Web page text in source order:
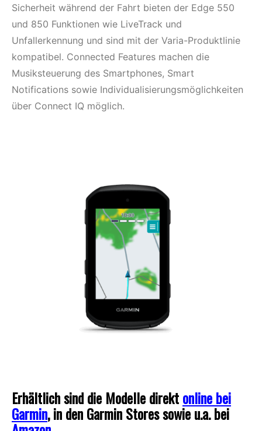
Sicherheit während der Fahrt bieten der Edge 550
und 850 Funktionen wie LiveTrack und
Unfallerkennung und sind mit der Varia-Produktlinie
kompatibel. Connected Features machen die
Musiksteuerung des Smartphones, Smart
Notifications sowie Individualisierungsmöglichkeiten
über Connect IQ möglich.
Erhältlich sind die Modelle direktonline bei
Garmin, in den Garmin Stores sowie u.a. bei